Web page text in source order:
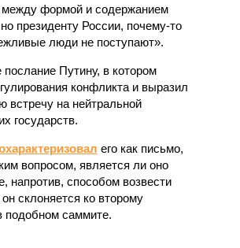
между формой и содержанием
президенту России, почему-то
люди не поступают».
Путину, в котором
конфликта и выразил
встречу на нейтральной
государств.
его как письмо,
вопросом, является ли оно
напротив, способом возвести
склоняется ко второму
подобном саммите.